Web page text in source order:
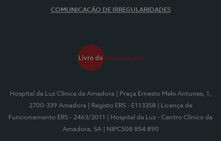
COMUNICAÇÃO DE IRREGULARIDADES
Hospital da Luz Clínica da Amadora
| Praça Ernesto Melo Antunes, 1,
2700-339 Amadora
| Registo ERS - E113358
| Licença de
Funcionamento ERS - 2463/2011
| Hospital da Luz - Centro Clínico da
Amadora, SA
| NIPC508 854 890